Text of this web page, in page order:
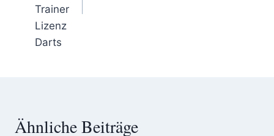
Trainer
Lizenz
Darts
Ähnliche Beiträge